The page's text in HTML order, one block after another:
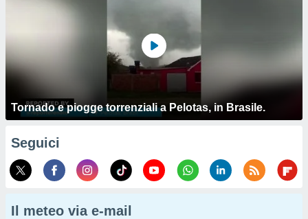
Tornado e piogge torrenziali a Pelotas, in Brasile.
Seguici
Il meteo via e-mail